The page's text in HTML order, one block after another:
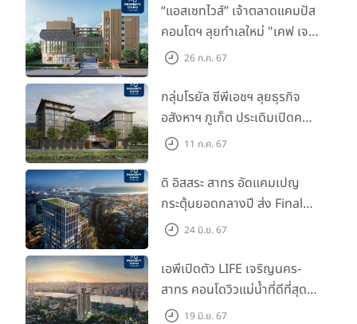
“แอสเซทไวส์” เจ้าตลาดแคมปัส
คอนโดฯ ลุยทำเลใหม่ "เคฟ เจ
เนซิส นครปฐม" จับมือพาร์ท
26 ก.ค. 67
กลุ่มโรยัล ซีพีเอชฯ ลุยธุรกิจ
อสังหาฯ ภูเก็ต ประเดิมเปิดคอน
โดฯ "เลค อเวนิว ภูเก็ต" พรีเซล
11 ก.ค. 67
ดิ อิสสระ สาทร อัดแคมเปญ
กระตุ้นยอดกลางปี ส่ง Final
Call ห้องหลุดดาวน์ หั่นราคา
24 มิ.ย. 67
เอพีเปิดตัว LIFE เจริญนคร-
สาทร คอนโดวิวแม่น้ำที่ดีที่สุด
กับชีวิตที่เหนือกว่าในทุกมิติ
19 มิ.ย. 67